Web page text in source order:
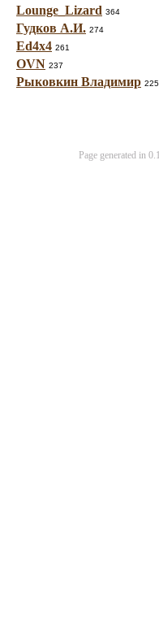
Lounge_Lizard 364
Гудков А.И. 274
Ed4x4 261
OVN 237
Рыковкин Владимир 225
Page generated in